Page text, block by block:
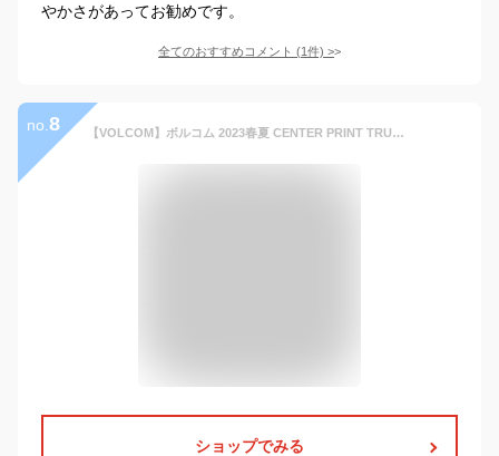
やかさがあってお勧めです。
全てのおすすめコメント (1件) >
no. 8 【VOLCOM】ボルコム 2023春夏 CENTER PRINT TRUNKS メンズ サーフトランクス ボードショーツ 水着 サーフィン アウトドア S/M/L 3カラー【正規品】【あす楽対応】
ショップでみる